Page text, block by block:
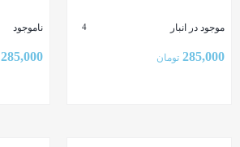
موجود در انبار 4
285,000 تومان
ناموجود
285,000